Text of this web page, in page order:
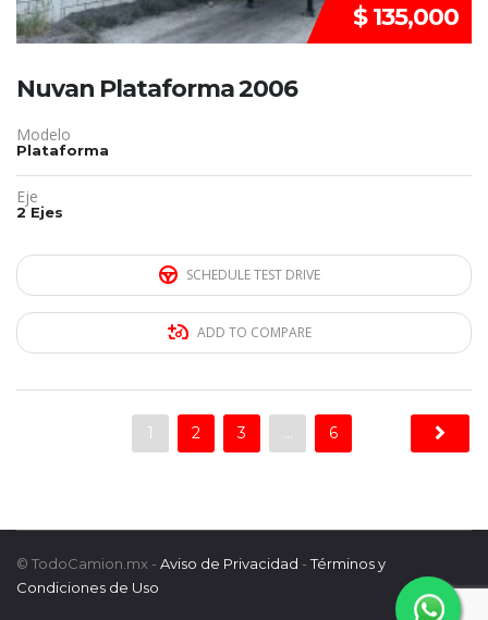
$ 135,000
Nuvan Plataforma 2006
Modelo
Plataforma
Eje
2 Ejes
SCHEDULE TEST DRIVE
ADD TO COMPARE
1 2 3 … 6
© TodoCamion.mx - Aviso de Privacidad -Términos y
Condiciones de Uso